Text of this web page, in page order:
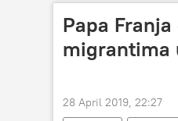
Papa
migrantima
28 April 2019, 22:27